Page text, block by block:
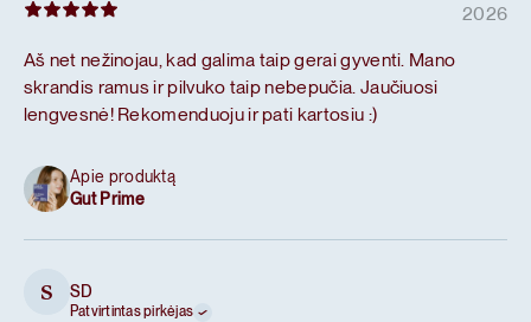
2026
Aš net nežinojau, kad galima taip gerai gyventi. Mano
skrandis ramus ir pilvuko taip nebepučia. Jaučiuosi
lengvesnė! Rekomenduoju ir pati kartosiu :)
Apie produktą
Gut Prime
S SD
Patvirtintas pirkėjas